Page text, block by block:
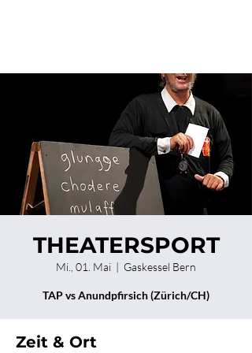
THEATERSPORT
Mi., 01. Mai
  |
Gaskessel Bern
TAP vs Anundpfirsich (Zürich/CH)
Zeit & Ort